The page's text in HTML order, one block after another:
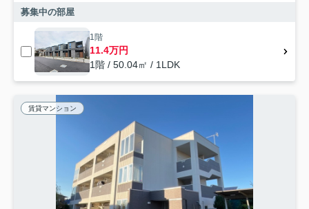
募集中の部屋
1階
11.4万円
1階 / 50.04㎡ / 1LDK
賃貸マンション